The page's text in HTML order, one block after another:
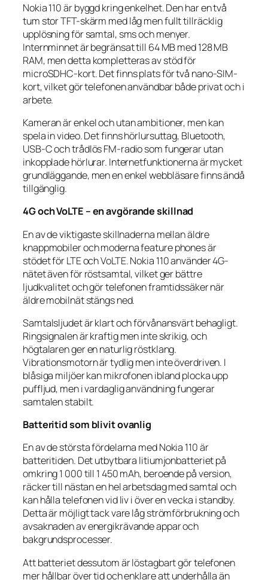
Nokia 110 är byggd kring enkelhet. Den har en två
tum stor TFT-skärm med låg men fullt tillräcklig
upplösning för samtal, sms och menyer.
Internminnet är begränsat till 64 MB med 128 MB
RAM, men detta kompletteras av stöd för
microSDHC-kort. Det finns plats för två nano-SIM-
kort, vilket gör telefonen användbar både privat och i
arbete.
Kameran är enkel och utan ambitioner, men kan
spela in video. Det finns hörlursuttag, Bluetooth,
USB-C och trådlös FM-radio som fungerar utan
inkopplade hörlurar. Internetfunktionerna är mycket
grundläggande, men en enkel webbläsare finns ändå
tillgänglig.
4G och VoLTE – en avgörande skillnad
En av de viktigaste skillnaderna mellan äldre
knappmobiler och moderna feature phones är
stödet för LTE och VoLTE. Nokia 110 använder 4G-
nätet även för röstsamtal, vilket ger bättre
ljudkvalitet och gör telefonen framtidssäker när
äldre mobilnät stängs ned.
Samtalsljudet är klart och förvånansvärt behagligt.
Ringsignalen är kraftig men inte skrikig, och
högtalaren ger en naturlig röstklang.
Vibrationsmotorn är tydlig men inte överdriven. I
blåsiga miljöer kan mikrofonen ibland plocka upp
puffljud, men i vardaglig användning fungerar
samtalen stabilt.
Batteritid som blivit ovanlig
En av de största fördelarna med Nokia 110 är
batteritiden. Det utbytbara litiumjonbatteriet på
omkring 1 000 till 1 450 mAh, beroende på version,
räcker till nästan en hel arbetsdag med samtal och
kan hålla telefonen vid liv i över en vecka i standby.
Detta är möjligt tack vare låg strömförbrukning och
avsaknaden av energikrävande appar och
bakgrundsprocesser.
Att batteriet dessutom är löstagbart gör telefonen
mer hållbar över tid och enklare att underhålla än